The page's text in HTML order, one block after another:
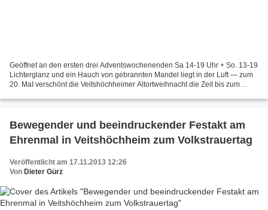
Geöffnet an den ersten drei Adventswochenenden Sa 14-19 Uhr + So. 13-19
Lichterglanz und ein Hauch von gebrannten Mandel liegt in der Luft — zum
20. MaI verschönt die Veitshöchheimer Altortweihnacht die Zeit bis zum
Bewegender und beeindruckender Festakt am
Ehrenmal in Veitshöchheim zum Volkstrauertag
Veröffentlicht am 17.11.2013 12:26
Von Dieter Gürz